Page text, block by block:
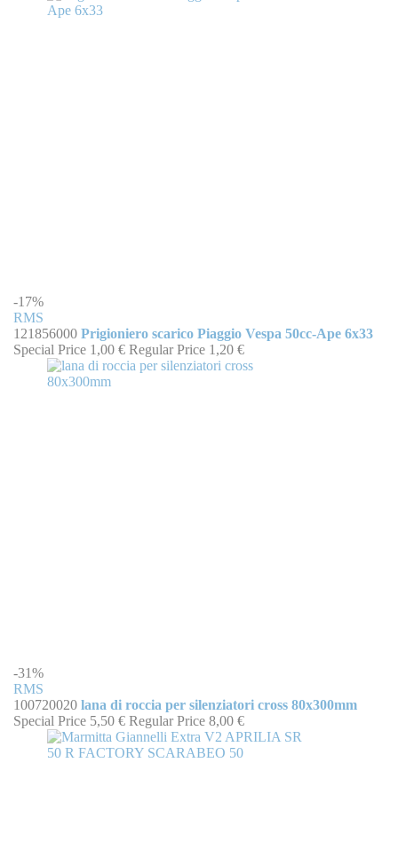
-17%
RMS
121856000 Prigioniero scarico Piaggio Vespa 50cc-Ape 6x33
Special Price 1,00 € Regular Price 1,20 €
-31%
RMS
100720020 lana di roccia per silenziatori cross 80x300mm
Special Price 5,50 € Regular Price 8,00 €